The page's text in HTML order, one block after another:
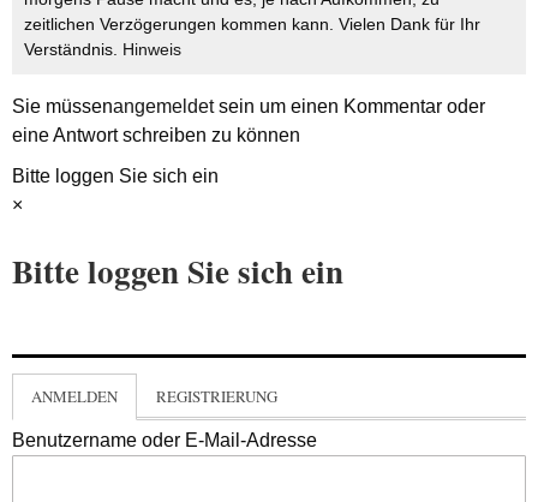
zeitlichen Verzögerungen kommen kann. Vielen Dank für Ihr
Verständnis. Hinweis
Sie müssenangemeldetsein um einen Kommentar oder
eine Antwort schreiben zu können
Bitte loggen Sie sich ein
×
Bitte loggen Sie sich ein
ANMELDEN REGISTRIERUNG
Benutzername oder E-Mail-Adresse